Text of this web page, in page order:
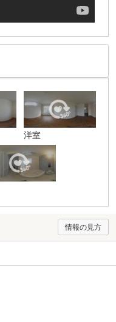
洋室
情報の見方